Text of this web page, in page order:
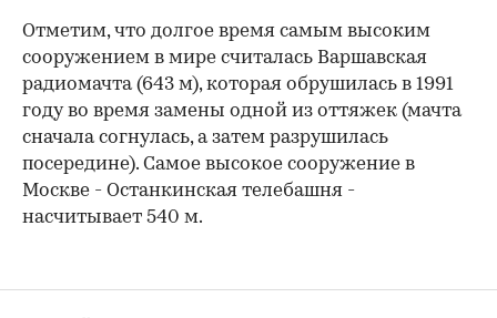
Отметим, что долгое время самым высоким
сооружением в мире считалась Варшавская
радиомачта (643 м), которая обрушилась в 1991
году во время замены одной из оттяжек (мачта
сначала согнулась, а затем разрушилась
посередине). Самое высокое сооружение в
Москве - Останкинская телебашня -
насчитывает 540 м.